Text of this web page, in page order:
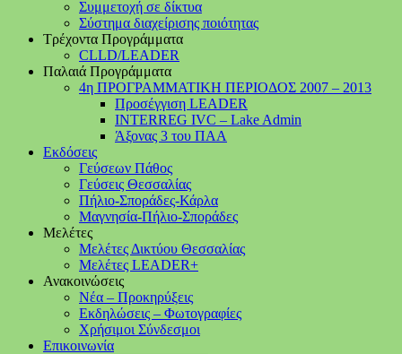
Συμμετοχή σε δίκτυα
Σύστημα διαχείρισης ποιότητας
Τρέχοντα Προγράμματα
CLLD/LEADER
Παλαιά Προγράμματα
4η ΠΡΟΓΡΑΜΜΑΤΙΚΗ ΠΕΡΙΟΔΟΣ 2007 – 2013
Προσέγγιση LEADER
INTERREG IVC – Lake Admin
Άξονας 3 του ΠΑΑ
Εκδόσεις
Γεύσεων Πάθος
Γεύσεις Θεσσαλίας
Πήλιο-Σποράδες-Κάρλα
Μαγνησία-Πήλιο-Σποράδες
Μελέτες
Μελέτες Δικτύου Θεσσαλίας
Μελέτες LEADER+
Ανακοινώσεις
Νέα – Προκηρύξεις
Εκδηλώσεις – Φωτογραφίες
Χρήσιμοι Σύνδεσμοι
Επικοινωνία